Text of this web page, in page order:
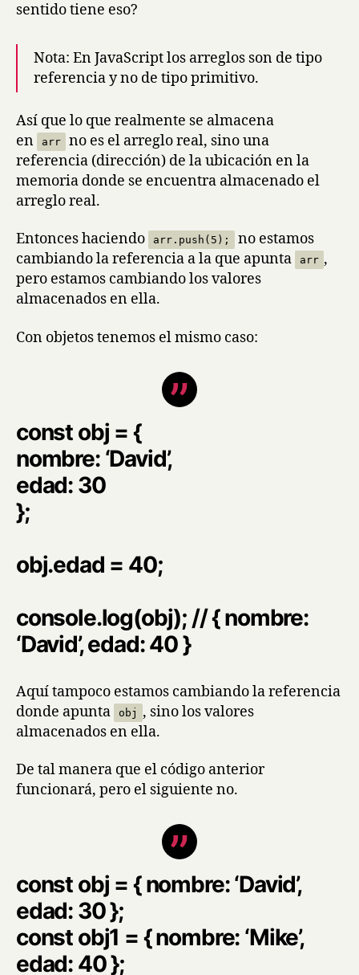
sentido tiene eso?
Nota: En JavaScript los arreglos son de tipo
referencia y no de tipo primitivo.
Así que lo que realmente se almacena
en
arr
no es el arreglo real, sino una
referencia (dirección) de la ubicación en la
memoria donde se encuentra almacenado el
arreglo real.
Entonces haciendo arr.push(5);
no estamos
cambiando la referencia a la que apunta
arr ,
pero estamos cambiando los valores
almacenados en ella.
Con objetos tenemos el mismo caso:
const obj = {
nombre: ‘David’,
edad: 30
};
obj.edad = 40;
console.log(obj); // { nombre:
‘David’, edad: 40 }
Aquí tampoco estamos cambiando la referencia
donde apunta
obj
, sino los valores
almacenados en ella.
De tal manera que el código anterior
funcionará, pero el siguiente no.
const obj = { nombre: ‘David’,
edad: 30 };
const obj1 = { nombre: ‘Mike’,
edad: 40 };